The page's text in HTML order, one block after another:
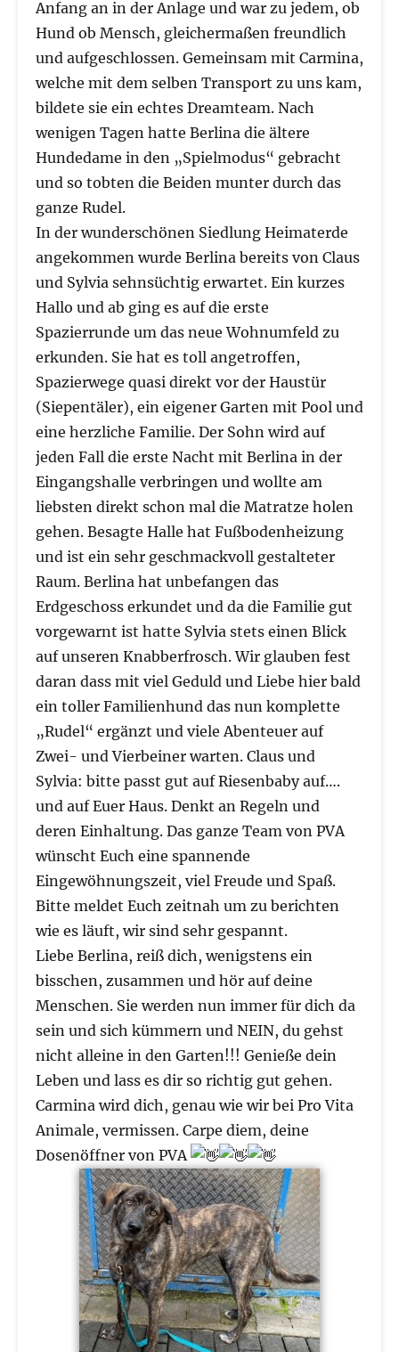
Anfang an in der Anlage und war zu jedem, ob
Hund ob Mensch, gleichermaßen freundlich
und aufgeschlossen. Gemeinsam mit Carmina,
welche mit dem selben Transport zu uns kam,
bildete sie ein echtes Dreamteam. Nach
wenigen Tagen hatte Berlina die ältere
Hundedame in den „Spielmodus“ gebracht
und so tobten die Beiden munter durch das
ganze Rudel.
In der wunderschönen Siedlung Heimaterde
angekommen wurde Berlina bereits von Claus
und Sylvia sehnsüchtig erwartet. Ein kurzes
Hallo und ab ging es auf die erste
Spazierrunde um das neue Wohnumfeld zu
erkunden. Sie hat es toll angetroffen,
Spazierwege quasi direkt vor der Haustür
(Siepentäler), ein eigener Garten mit Pool und
eine herzliche Familie. Der Sohn wird auf
jeden Fall die erste Nacht mit Berlina in der
Eingangshalle verbringen und wollte am
liebsten direkt schon mal die Matratze holen
gehen. Besagte Halle hat Fußbodenheizung
und ist ein sehr geschmackvoll gestalteter
Raum. Berlina hat unbefangen das
Erdgeschoss erkundet und da die Familie gut
vorgewarnt ist hatte Sylvia stets einen Blick
auf unseren Knabberfrosch. Wir glauben fest
daran dass mit viel Geduld und Liebe hier bald
ein toller Familienhund das nun komplette
„Rudel“ ergänzt und viele Abenteuer auf
Zwei- und Vierbeiner warten. Claus und
Sylvia: bitte passt gut auf Riesenbaby auf….
und auf Euer Haus. Denkt an Regeln und
deren Einhaltung. Das ganze Team von PVA
wünscht Euch eine spannende
Eingewöhnungszeit, viel Freude und Spaß.
Bitte meldet Euch zeitnah um zu berichten
wie es läuft, wir sind sehr gespannt.
Liebe Berlina, reiß dich, wenigstens ein
bisschen, zusammen und hör auf deine
Menschen. Sie werden nun immer für dich da
sein und sich kümmern und NEIN, du gehst
nicht alleine in den Garten!!! Genieße dein
Leben und lass es dir so richtig gut gehen.
Carmina wird dich, genau wie wir bei Pro Vita
Animale, vermissen. Carpe diem, deine
Dosenöffner von PVA